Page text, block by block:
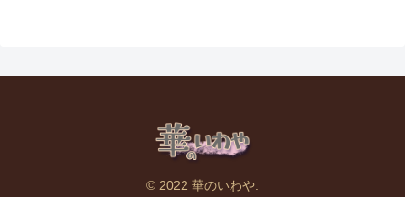
© 2022 華のいわや.